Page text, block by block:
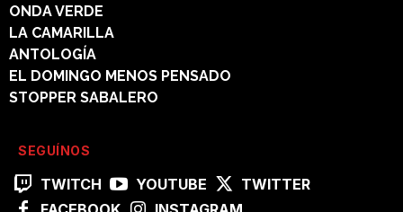
ONDA VERDE
LA CAMARILLA
ANTOLOGÍA
EL DOMINGO MENOS PENSADO
STOPPER SABALERO
SEGUÍNOS
TWITCH YOUTUBE
TWITTER